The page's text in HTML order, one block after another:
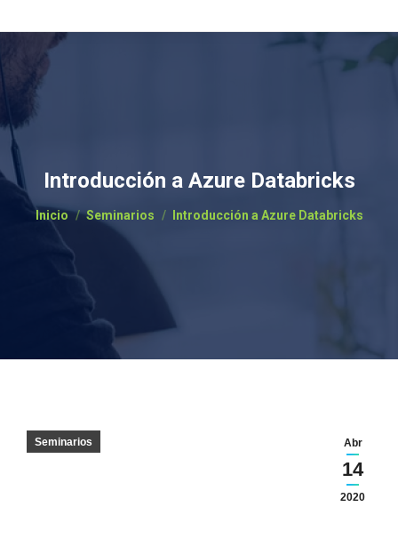
Introducción a Azure Databricks
Estás aquí:
Inicio Seminarios Introducción a Azure Databricks
Abr
14
2020
Seminarios